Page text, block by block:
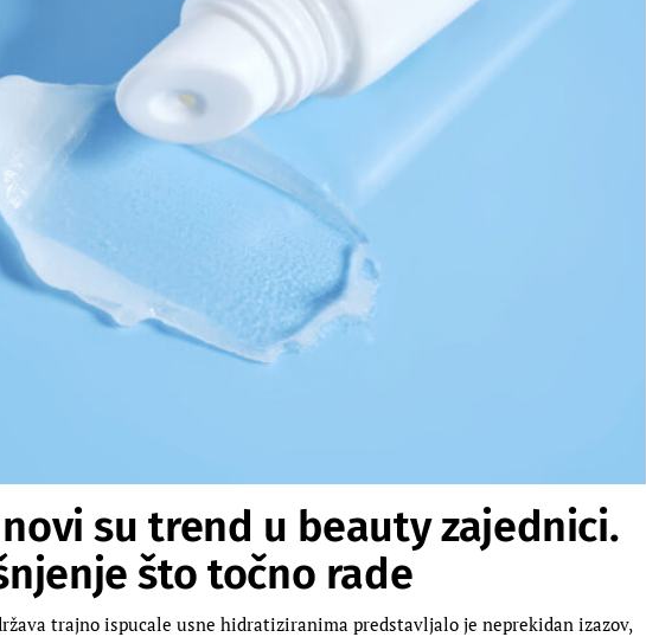
su trend u beauty zajednici.
što točno rade
trajno ispucale usne hidratiziranima predstavljalo je neprekidan izazov,